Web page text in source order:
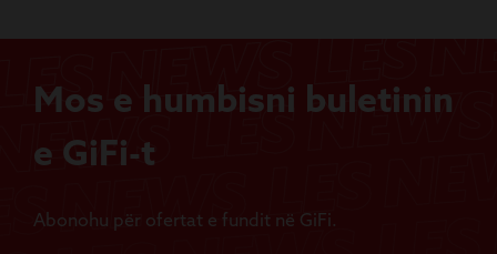
Mos e humbisni buletinin
e GiFi-t
Abonohu për ofertat e fundit në GiFi.